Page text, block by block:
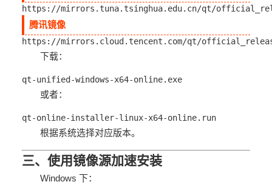
https://mirrors.tuna.tsinghua.edu.cn/qt/
腾讯镜像
https://mirrors.cloud.tencent.com/qt/
下载：
qt-unified-windows-x64-online.exe
或者：
qt-online-installer-linux-x64-online.run
根据系统选择对应版本。
三、使用镜像源加速安装
Windows 下：